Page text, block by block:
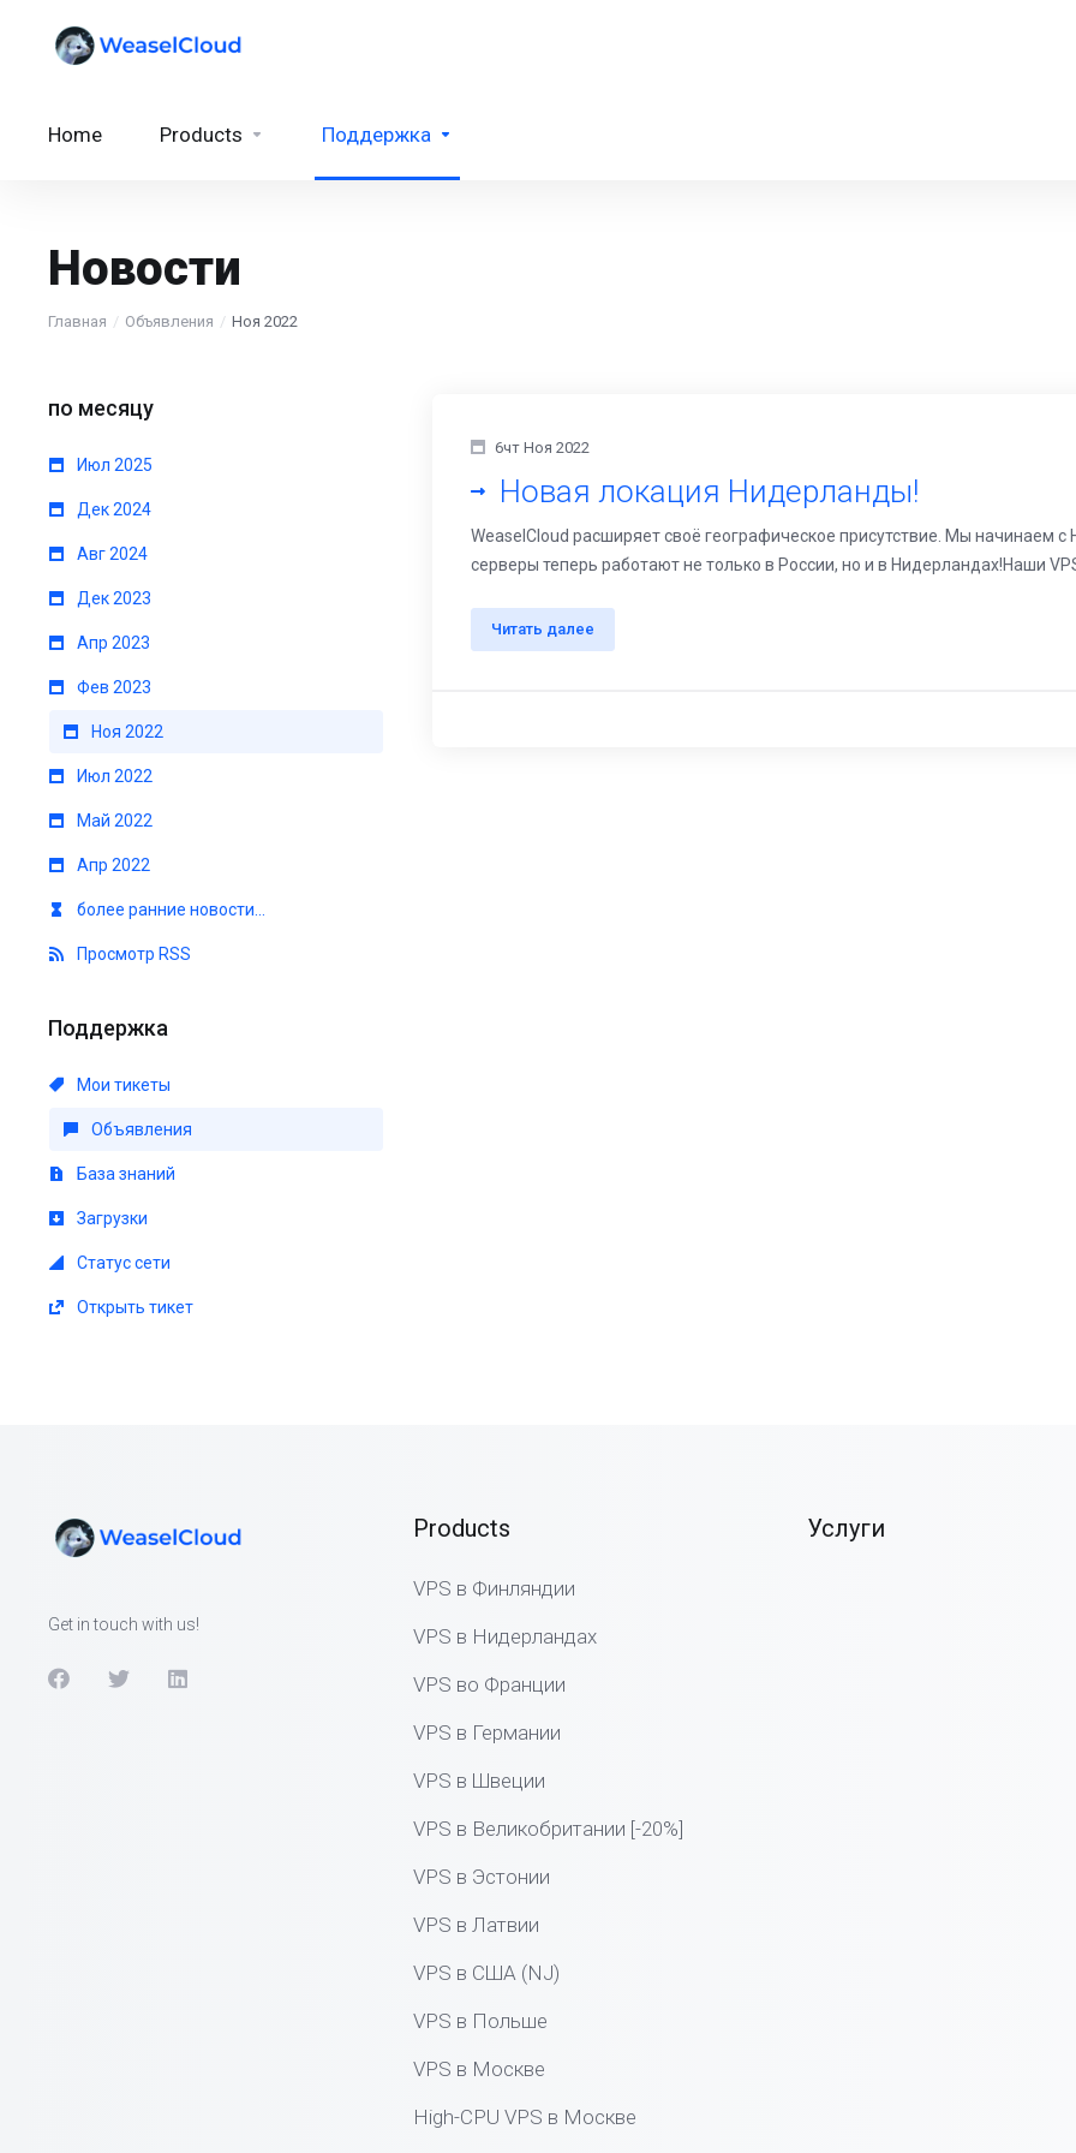
Home Products Поддержка
Новости
Главная Объявления Ноя 2022
по месяцу
Июл 2025
Дек 2024
Авг 2024
Дек 2023
Апр 2023
Фев 2023
Ноя 2022
Июл 2022
Май 2022
Апр 2022
более ранние новости...
Просмотр RSS
Поддержка
Мои тикеты
Объявления
База знаний
Загрузки
Статус сети
Открыть тикет
6чт Ноя 2022
Новая локация Нидерланды!
WeaselCloud расширяет своё географическое присутствие. Мы начинаем
серверы теперь работают не только в России, но и в Нидерландах!Наши VPS
Читать далее
Get in touch with us!
Products
VPS в Финляндии
VPS в Нидерландах
VPS во Франции
VPS в Германии
VPS в Швеции
VPS в Великобритании [-20%]
VPS в Эстонии
VPS в Латвии
VPS в США (NJ)
VPS в Польше
VPS в Москве
High-CPU VPS в Москве
Услуги